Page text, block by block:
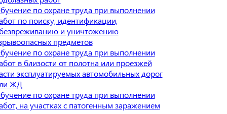
по охране труда при выполнении
по поиску, идентификации,
и уничтожению
предметов
по охране труда при выполнении
в близости от полотна или проезжей
эксплуатируемых автомобильных дорог
ЖД
по охране труда при выполнении
на участках с патогенным заражением